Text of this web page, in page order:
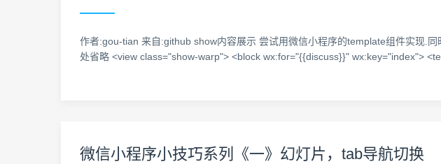
作者:gou-tian 来自:github show内容展示 尝试用微信小程序的template组件实现.
处省略 <view class="show-warp"> <block wx:for="{{discuss}}" wx:key="index">
微信小程序小技巧系列《一》幻灯片，tab导航切换